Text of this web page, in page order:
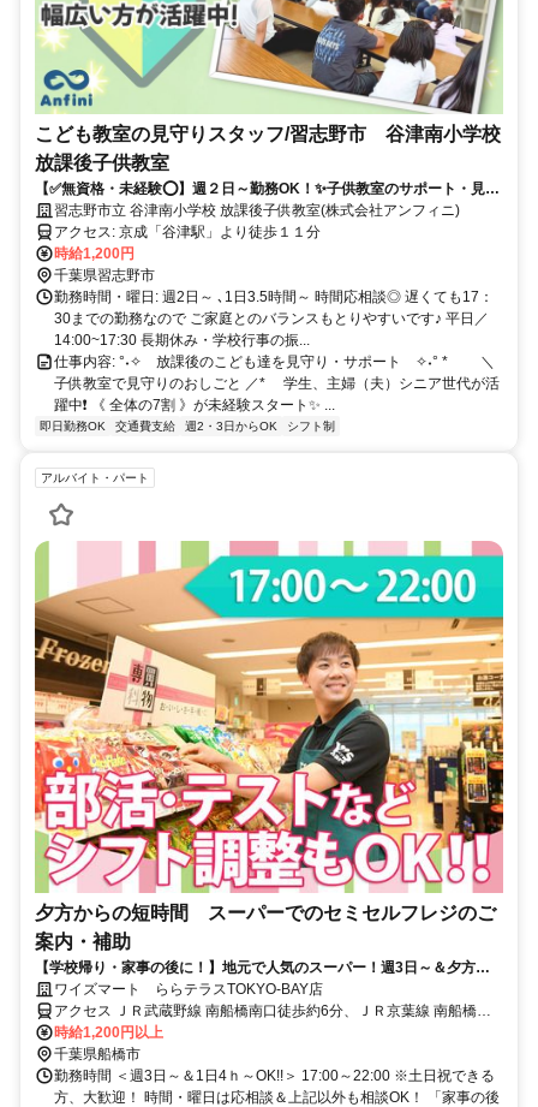
こども教室の見守りスタッフ/習志野市 谷津南小学校
放課後子供教室
【✅無資格・未経験⭕】週２日～勤務OK！✨子供教室のサポート・見守
りタッフ✨《谷津南小放課後子供教室》
習志野市立 谷津南小学校 放課後子供教室(株式会社アンフィニ)
アクセス: 京成「谷津駅」より徒歩１１分
時給1,200円
千葉県習志野市
勤務時間・曜日: 週2日～ ､1日3.5時間～ 時間応相談◎ 遅くても17：
30までの勤務なので ご家庭とのバランスもとりやすいです♪ 平日／
14:00~17:30 長期休み・学校行事の振...
仕事内容: °˖✧ 放課後のこども達を見守り・サポート ✧˖° * ＼
子供教室で見守りのおしごと ／* ⠀ 学生、主婦（夫）シニア世代が活
躍中❗ 《 全体の7割 》が未経験スタート✨ ...
即日勤務OK 交通費支給 週2・3日からOK シフト制
アルバイト・パート
夕方からの短時間 スーパーでのセミセルフレジのご
案内・補助
【学校帰り・家事の後に！】地元で人気のスーパー！週3日～＆夕方か
らの短時間！従業員割引あり
ワイズマート ららテラスTOKYO-BAY店
アクセス ＪＲ武蔵野線 南船橋南口徒歩約6分、ＪＲ京葉線 南船橋南
口徒歩約6分、京成本線 船橋競馬場南口徒歩約20分 JR京葉線「南船
橋駅」直結！
時給1,200円以上
千葉県船橋市
勤務時間 ＜週3日～＆1日4ｈ～OK!!＞ 17:00～22:00 ※土日祝できる
方、大歓迎！ 時間・曜日は応相談＆上記以外も相談OK！ 「家事の後